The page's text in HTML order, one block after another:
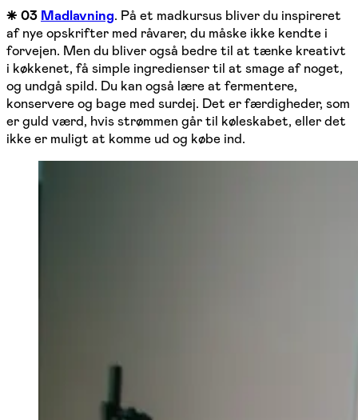
⁕ 03 Madlavning. På et madkursus bliver du inspireret
af nye opskrifter med råvarer, du måske ikke kendte i
forvejen. Men du bliver også bedre til at tænke kreativt
i køkkenet, få simple ingredienser til at smage af noget,
og undgå spild. Du kan også lære at fermentere,
konservere og bage med surdej. Det er færdigheder, som
er guld værd, hvis strømmen går til køleskabet, eller det
ikke er muligt at komme ud og købe ind.